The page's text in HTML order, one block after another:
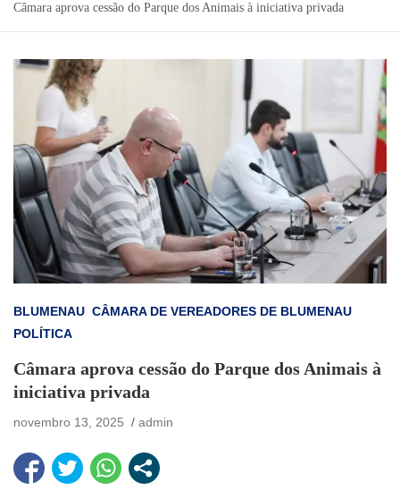
Câmara aprova cessão do Parque dos Animais à iniciativa privada
BLUMENAU CÂMARA DE VEREADORES DE BLUMENAU
POLÍTICA
Câmara aprova cessão do Parque dos Animais à
iniciativa privada
novembro 13, 2025 admin